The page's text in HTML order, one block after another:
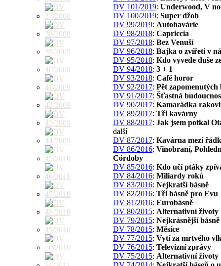
DV 101/2019: Underwood, V
DV 100/2019: Super džob
DV 99/2019: Autohavárie
DV 98/2018: Capriccia
DV 97/2018: Bez Venuší
DV 96/2018: Bajka o zvířeti v
DV 95/2018: Kdo vyvede duše
DV 94/2018: 3 + 1
DV 93/2018: Café horor
DV 92/2017: Pět zapomenutých
DV 91/2017: Šťastná
DV 90/2017: Kamarádka
DV 89/2017: Tři kavárny
DV 88/2017: Jak jsem potkal
další
DV 87/2017: Kavárna mezi
DV 86/2016: Vinobraní,
Córdoby
DV 85/2016: Kdo učí ptáky
DV 84/2016: Miliardy roků
DV 83/2016: Nejkratší básně
DV 82/2016: Tři básně pro Evu
DV 81/2016: Eurobásně
DV 80/2015: Alternativní životy
DV 79/2015: Nejkrásnější básně
DV 78/2015: Měsíce
DV 77/2015: Vytí za mrtvého
DV 76/2015: Televizní zprávy
DV 75/2015: Alternativní životy